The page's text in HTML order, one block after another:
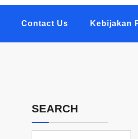
Contact Us Kebijakan
SEARCH